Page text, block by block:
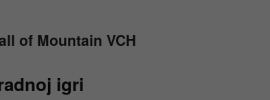
of Mountain VCH
igri